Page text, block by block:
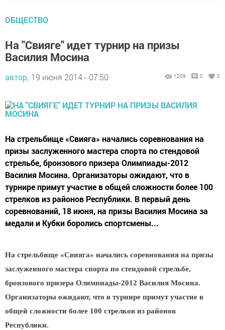
ОБЩЕСТВО
На "Свияге" идет турнир на призы
Василия Мосина
автор, 19 июня 2014 - 07:50 1209 0 0
На стрельбище «Свияга» начались соревнования на
призы заслуженного мастера спорта по стендовой
стрельбе, бронзового призера Олимпиады-2012
Василия Мосина. Организаторы ожидают, что в
турнире примут участие в общей сложности более 100
стрелков из районов Республики. В первый день
соревнований, 18 июня, на призы Василия Мосина за
медали и Кубки боролись спортсмены...
На стрельбище «Свияга» начались соревнования на призы
заслуженного мастера спорта по стендовой стрельбе,
бронзового призера Олимпиады-2012 Василия Мосина.
Организаторы ожидают, что в турнире примут участие в
общей сложности более 100 стрелков из районов
Республики.